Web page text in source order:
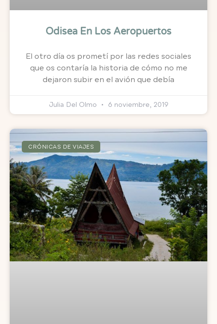
Odisea En Los Aeropuertos
El otro día os prometí por las redes sociales
que os contaría la historia de cómo no me
dejaron subir en el avión que debía
Julia Del Olmo 6 noviembre, 2019
CRÓNICAS DE VIAJES